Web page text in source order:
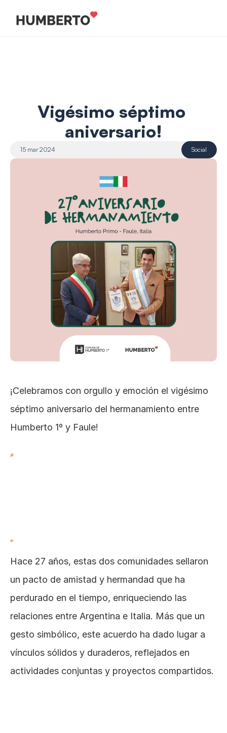
Vigésimo séptimo
aniversario!
15 mar 2024 Social
¡Celebramos con orgullo y emoción el vigésimo
séptimo aniversario del hermanamiento entre
Humberto 1º y Faule!
Hace 27 años, estas dos comunidades sellaron
un pacto de amistad y hermandad que ha
perdurado en el tiempo, enriqueciendo las
relaciones entre Argentina e Italia. Más que un
gesto simbólico, este acuerdo ha dado lugar a
vínculos sólidos y duraderos, reflejados en
actividades conjuntas y proyectos compartidos.